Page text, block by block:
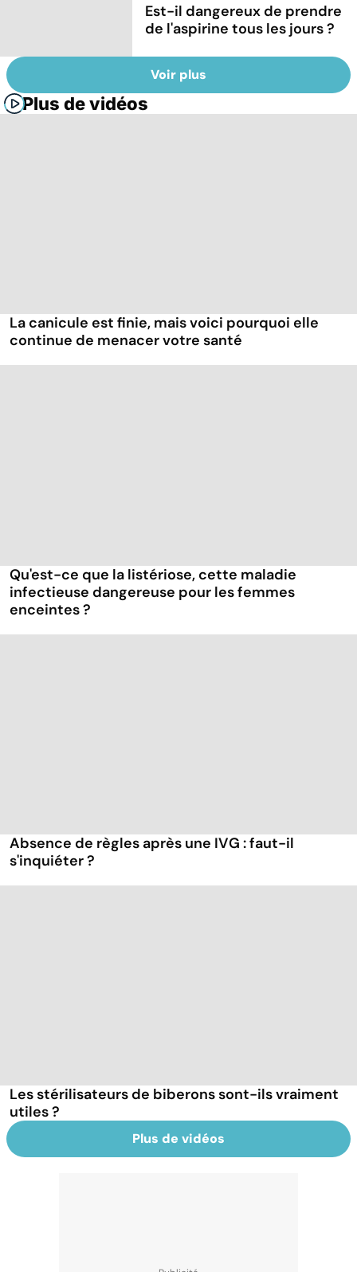
Est-il dangereux de prendre
de l'aspirine tous les jours ?
Voir plus
Plus de vidéos
La canicule est finie, mais voici pourquoi elle
continue de menacer votre santé
Qu'est-ce que la listériose, cette maladie
infectieuse dangereuse pour les femmes
enceintes ?
Absence de règles après une IVG : faut-il
s'inquiéter ?
Les stérilisateurs de biberons sont-ils vraiment
utiles ?
Plus de vidéos